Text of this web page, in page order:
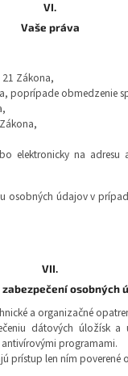
VI.
Vaše práva
Zákona,
poprípade obmedzenie
elektronicky na
údajov v
VII.
zabezpečení osobných
a organizačné
dátových úložísk
programami.
prístup len ním poverené